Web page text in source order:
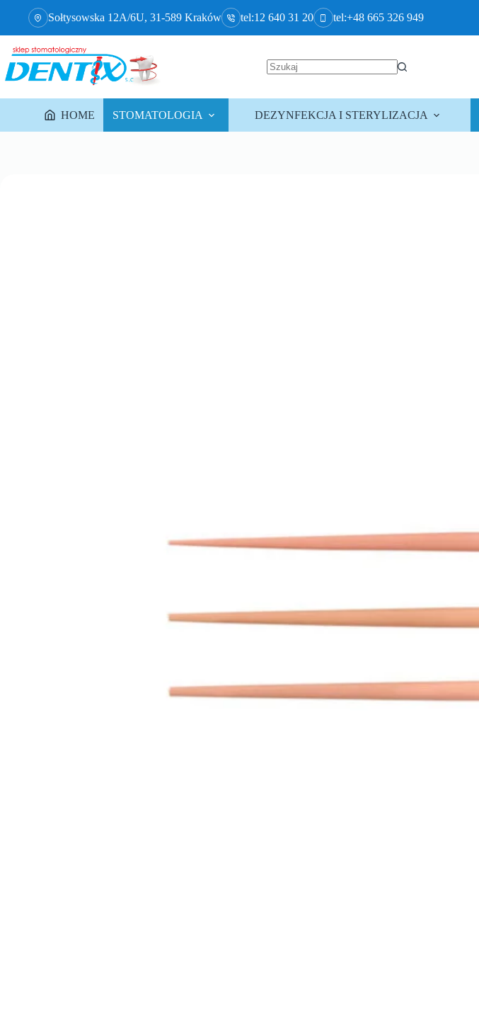
Sołtysowska 12A/6U, 31-589 Kraków tel:12 640 31 20 tel:+48 665 326 949
HOME STOMATOLOGIA DEZYNFEKCJA I STERYLIZACJA